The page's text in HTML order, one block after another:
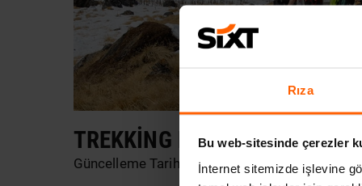
Rıza
Bu web-sitesinde çerezler
İnternet sitemizde işlevine
TREKKING NEDIR, NASIL
Güncelleme Tarihi 12 Kasım 2025